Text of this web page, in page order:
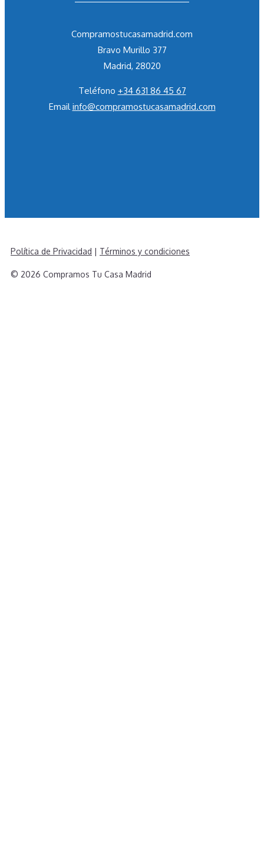
Compramostucasamadrid.com
Bravo Murillo 377
Madrid, 28020
Teléfono +34 631 86 45 67
Emailinfo@compramostucasamadrid.com
Política de Privacidad | Términos y condiciones
© 2026 Compramos Tu Casa Madrid